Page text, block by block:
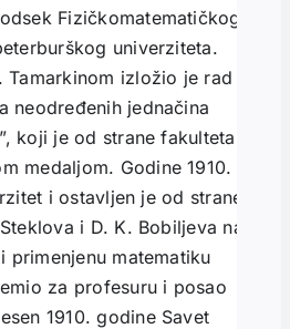
Fizičkomatematičkog
univerziteta.
Tamarkinom izložio je rad
neodređenih jednačina
koji je od strane fakulteta
medaljom. Godine 1910.
i ostavljen je od strane
i D. K. Bobiljeva na
primenjenu matematiku
za profesuru i posao
1910. godine Savet